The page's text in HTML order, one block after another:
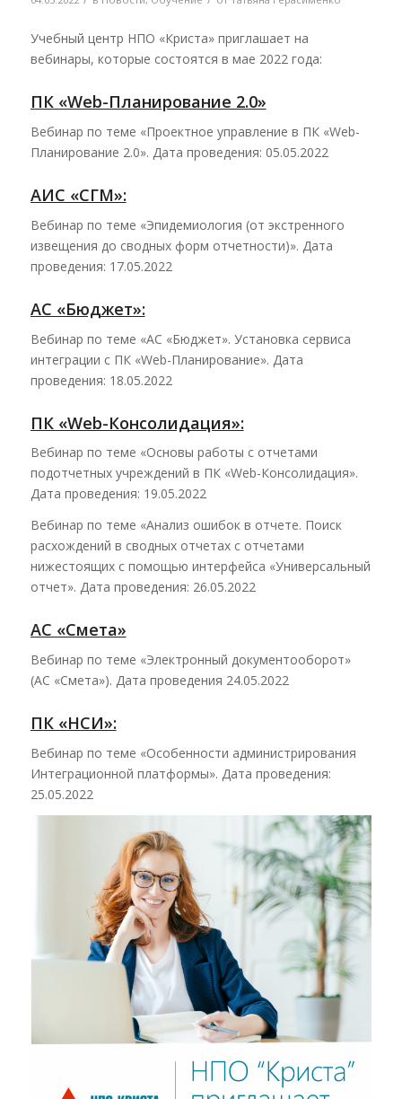
Учебный центр НПО «Криста» приглашает на
вебинары, которые состоятся в мае 2022 года:
ПК «Web-Планирование 2.0»
Вебинар по теме «Проектное управление в ПК «Web-
Планирование 2.0». Дата проведения: 05.05.2022
АИС «СГМ»:
Вебинар по теме «Эпидемиология (от экстренного
извещения до сводных форм отчетности)». Дата
проведения: 17.05.2022
АС «Бюджет»:
Вебинар по теме «АС «Бюджет». Установка сервиса
интеграции с ПК «Web-Планирование». Дата
проведения: 18.05.2022
ПК «Web-Консолидация»:
Вебинар по теме «Основы работы с отчетами
подотчетных учреждений в ПК «Web-Консолидация».
Дата проведения: 19.05.2022
Вебинар по теме «Анализ ошибок в отчете. Поиск
расхождений в сводных отчетах с отчетами
нижестоящих с помощью интерфейса «Универсальный
отчет». Дата проведения: 26.05.2022
АС «Смета»
Вебинар по теме «Электронный документооборот»
(АС «Смета»). Дата проведения 24.05.2022
ПК «НСИ»:
Вебинар по теме «Особенности администрирования
Интеграционной платформы». Дата проведения:
25.05.2022